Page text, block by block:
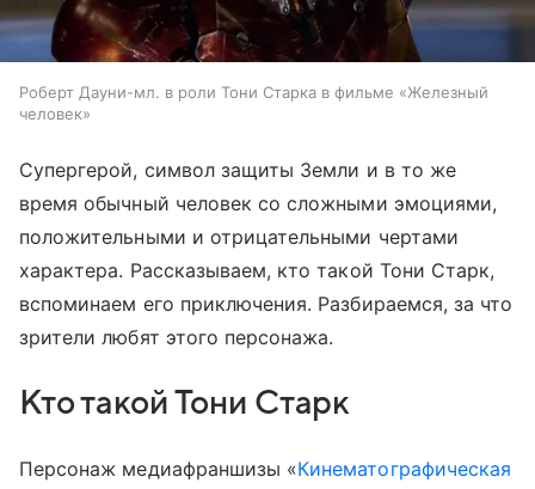
Роберт Дауни-мл. в роли Тони Старка в фильме «Железный
человек»
Супергерой, символ защиты Земли и в то же
время обычный человек со сложными эмоциями,
положительными и отрицательными чертами
характера. Рассказываем, кто такой Тони Старк,
вспоминаем его приключения. Разбираемся, за что
зрители любят этого персонажа.
Кто такой Тони Старк
Персонаж медиафраншизы «Кинематографическая